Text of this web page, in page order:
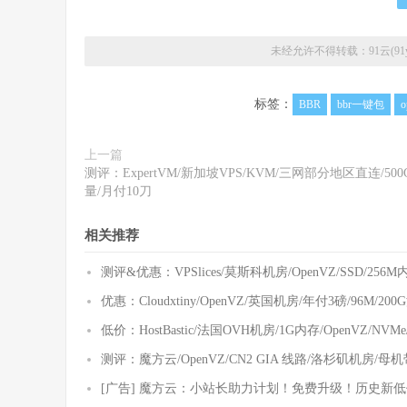
未经允许不得转载： 91云
标签： BBR bbr一键包
上一篇
测评：ExpertVM/新加坡VPS/KVM/三网部分地区直连/
量/月付10刀
相关推荐
测评&优惠：VPSlices/莫斯科机房/OpenVZ/SSD/256M
优惠：Cloudxtiny/OpenVZ/英国机房/年付3磅/96M/
低价：HostBastic/法国OVH机房/1G内存/OpenVZ/
测评：魔方云/OpenVZ/CN2 GIA 线路/洛杉矶机房/母
[广告] 魔方云：小站长助力计划！免费升级！历史新